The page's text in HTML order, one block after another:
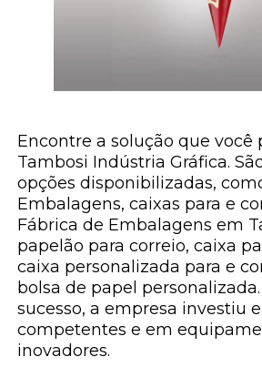
Encontre a solução que você
Tambosi Indústria Gráfica.
opções disponibilizadas,
Embalagens, caixas para e
Fábrica de Embalagens em
papelão para correio, caixa
caixa personalizada para e
bolsa de papel
sucesso, a empresa investiu
competentes e em
inovadores.